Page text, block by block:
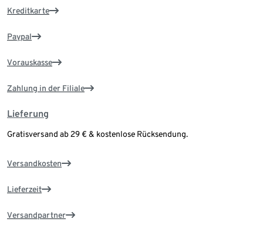
Kreditkarte
Paypal
Vorauskasse
Zahlung in der Filiale
Lieferung
Gratisversand ab 29 € & kostenlose Rücksendung.
Versandkosten
Lieferzeit
Versandpartner